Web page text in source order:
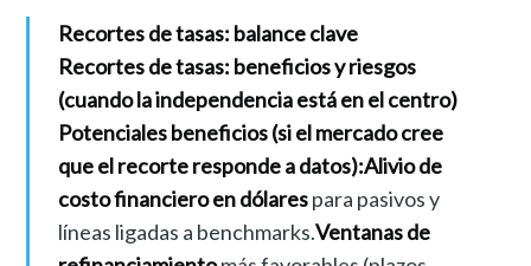
Recortes de tasas: balance clave
Recortes de tasas: beneficios y riesgos
(cuando la independencia está en el centro)
Potenciales beneficios (si el mercado cree
que el recorte responde a datos):Alivio de
costo financiero en dólarespara pasivos y
líneas ligadas a benchmarks.Ventanas de